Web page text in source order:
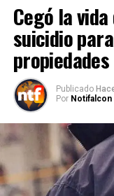
Cegó la
suicidio
propiedades
Publicado
Por Notifalcon